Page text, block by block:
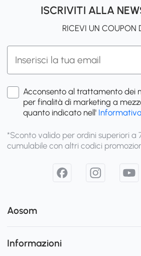
ISCRIVITI ALLA
RICEVI UN COUPON
Acconsento al trattamento dei
per finalità di marketing a
quanto indicato nell'
*Sconto valido per ordini superiori a
cumulabile con altri codici
Aosom
Informazioni